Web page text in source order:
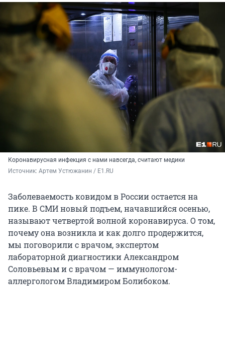
Коронавирусная инфекция с нами навсегда, считают медики
Источник: Артем Устюжанин / E1.RU
Заболеваемость ковидом в России остается на
пике. В СМИ новый подъем, начавшийся осенью,
называют четвертой волной коронавируса. О том,
почему она возникла и как долго продержится,
мы поговорили с врачом, экспертом
лабораторной диагностики Александром
Соловьевым и с врачом — иммунологом-
аллергологом Владимиром Болибоком.